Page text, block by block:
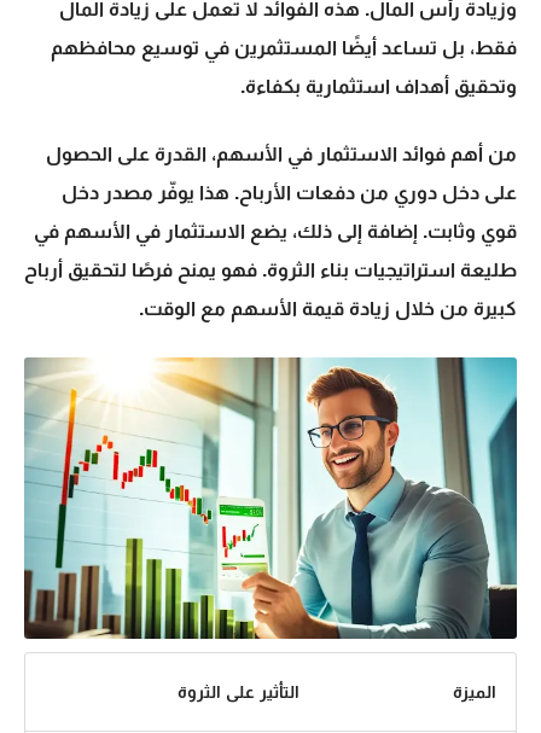
وزيادة رأس المال. هذه الفوائد لا تعمل على زيادة المال
فقط، بل تساعد أيضًا المستثمرين في توسيع محافظهم
وتحقيق أهداف استثمارية بكفاءة.
من أهم فوائد الاستثمار في الأسهم، القدرة على الحصول
على دخل دوري من دفعات الأرباح. هذا يوفّر مصدر دخل
قوي وثابت. إضافة إلى ذلك، يضع الاستثمار في الأسهم في
طليعة استراتيجيات بناء الثروة. فهو يمنح فرصًا لتحقيق أرباح
كبيرة من خلال زيادة قيمة الأسهم مع الوقت.
الميزة التأثير على الثروة